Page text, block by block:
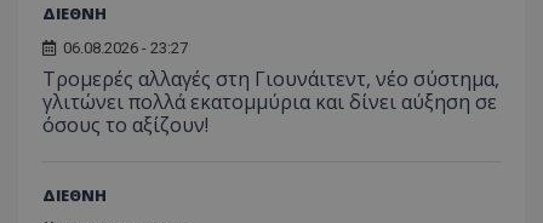
ΔΙΕΘΝΗ
06.08.2026 - 23:27
Τρομερές αλλαγές στη Γιουνάιτεντ, νέο σύστημα,
γλιτώνει πολλά εκατομμύρια και δίνει αύξηση σε
όσους το αξίζουν!
ΔΙΕΘΝΗ